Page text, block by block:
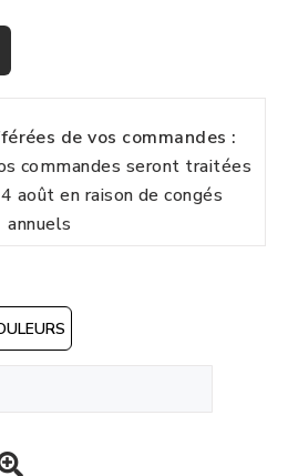
de vos commandes :
commandes seront traitées
août en raison de congés
annuels